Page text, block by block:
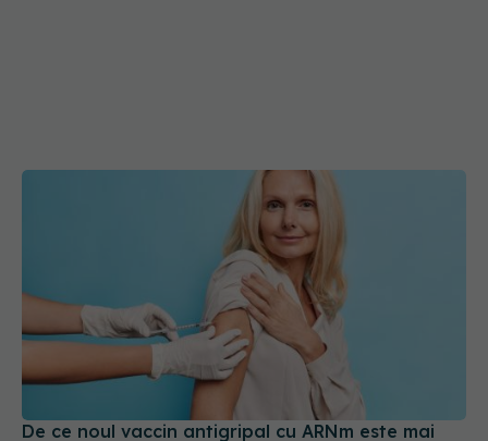
De ce noul vaccin antigripal cu ARNm este mai
eficient? Poate recunoaște mai multe tulpini de
virus